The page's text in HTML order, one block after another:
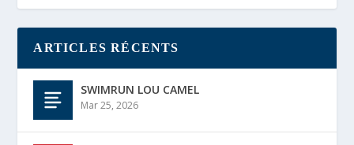
ARTICLES RÉCENTS
SWIMRUN LOU CAMEL
Mar 25, 2026